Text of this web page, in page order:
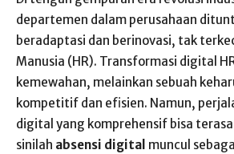
departemen dalam perusahaan
beradaptasi dan berinovasi, tak
Manusia (HR). Transformasi digital
kemewahan, melainkan sebuah
kompetitif dan efisien. Namun,
digital yang komprehensif bisa
sinilah absensi digital muncul